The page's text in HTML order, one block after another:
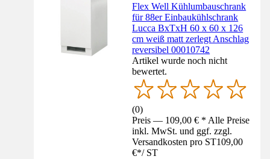
Flex Well Kühlumbauschrank
für 88er Einbaukühlschrank
Lucca BxTxH 60 x 60 x 126
cm weiß matt zerlegt Anschlag
reversibel 00010742
Artikel wurde noch nicht
bewertet.
(0)
Preis — 109,00 € * Alle Preise
inkl. MwSt. und ggf. zzgl.
Versandkosten pro ST109,00
€*/ ST